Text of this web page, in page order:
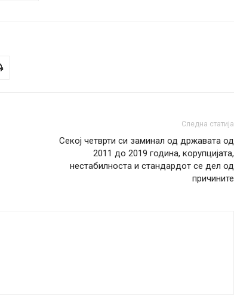
Следна статија
Секој четврти си заминал од државата од
2011 до 2019 година, корупцијата,
нестабилноста и стандардот се дел од
причините